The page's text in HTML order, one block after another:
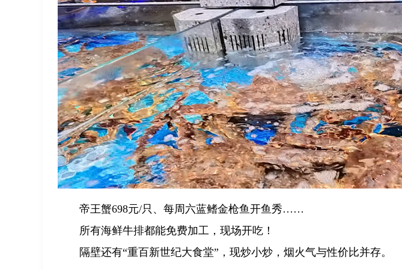
帝王蟹698元/只、每周六蓝鳍金枪鱼开鱼秀……
所有海鲜牛排都能免费加工，现场开吃！
隔壁还有“重百新世纪大食堂”，现炒小炒，烟火气与性价比并存。